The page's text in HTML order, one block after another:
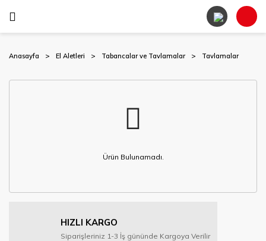
Anasayfa El Aletleri Tabancalar ve Tavlamalar Tavlamalar
Ürün Bulunamadı.
HIZLI KARGO
Siparişleriniz 1-3 İş gününde Kargoya Verilir